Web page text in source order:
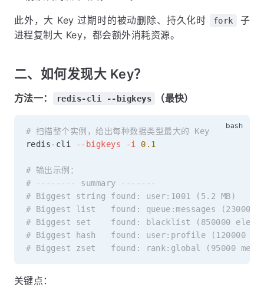
此外，大 Key 过期时的被动删除、持久化时 fork
子
进程复制大 Key，都会额外消耗资源。
二、如何发现大 Key？
方法一： redis-cli --bigkeys （最快）
# 扫描整个实例，给出每种数据类型最大的 Key
redis-cli
--bigkeys -i 0.1
# 输出示例：
# -------- summary -------
# Biggest string found: user:1001 (5.2 MB)
# Biggest list   found: queue:messages (230000
# Biggest set    found: blacklist (850000
# Biggest hash   found: user:profile (120000
# Biggest zset   found: rank:global (95000
关键点：